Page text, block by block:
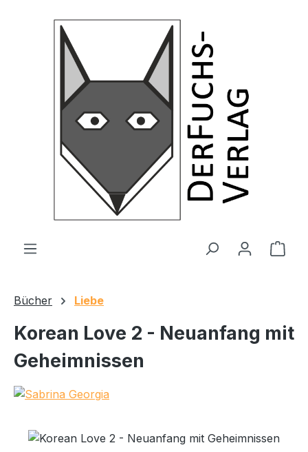
Zum Hauptinhalt springen
Bücher Liebe
Korean Love 2 - Neuanfang mit
Geheimnissen
Bildergalerie überspringen